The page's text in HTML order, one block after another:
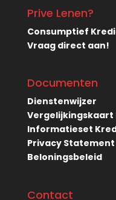
Prive Lenen?
Consumptief
Vraag direct aan!
Documenten
Dienstenwijzer
Vergelijkingskaart
Informatieset
Privacy Statement
Beloningsbeleid
Contact